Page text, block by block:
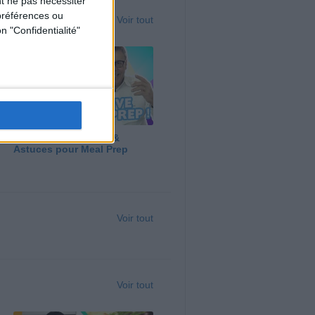
ou
"Confidentialité"
Voir tout
Panga, Huile d'Olive &
Astuces pour Meal Prep
Voir tout
Voir tout